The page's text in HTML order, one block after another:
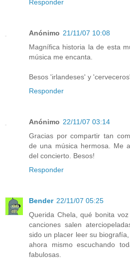
Responder
Anónimo 21/11/07 10:08
Magnífica historia la de esta
música me encanta.
Besos 'irlandeses' y 'cerveceros'
Responder
Anónimo 22/11/07 03:14
Gracias por compartir tan
de una música hermosa. Me
del concierto. Besos!
Responder
Bender 22/11/07 05:25
Querida Chela, qué bonita
canciones salen
sido un placer leer su
ahora mismo escuchando
fabulosas.